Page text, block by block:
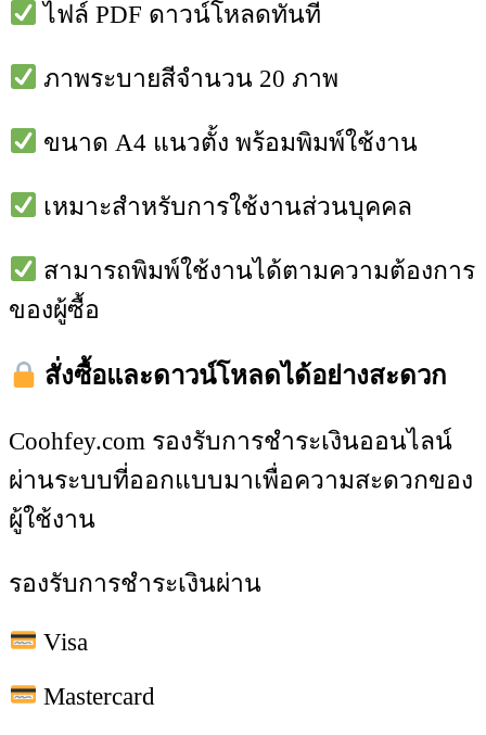
ไฟล์ PDF ดาวน์โหลดทันที
ภาพระบายสีจำนวน 20 ภาพ
ขนาด A4 แนวตั้ง พร้อมพิมพ์ใช้งาน
เหมาะสำหรับการใช้งานส่วนบุคคล
สามารถพิมพ์ใช้งานได้ตามความต้องการ
ของผู้ซื้อ
สั่งซื้อและดาวน์โหลดได้อย่างสะดวก
Coohfey.com รองรับการชำระเงินออนไลน์
ผ่านระบบที่ออกแบบมาเพื่อความสะดวกของ
ผู้ใช้งาน
รองรับการชำระเงินผ่าน
Visa
Mastercard